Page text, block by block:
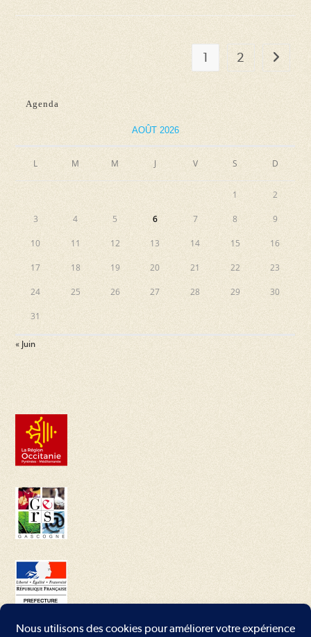
1 2 Aller à
Agenda
AOÛT 2026
L M M J V S D
1 2
3 4 5 6 7 8 9
10 11 12 13 14 15 16
17 18 19 20 21 22 23
24 25 26 27 28 29 30
31
« Juin